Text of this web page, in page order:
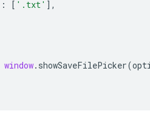
: [ '.txt' ],
window. showSaveFilePicker(